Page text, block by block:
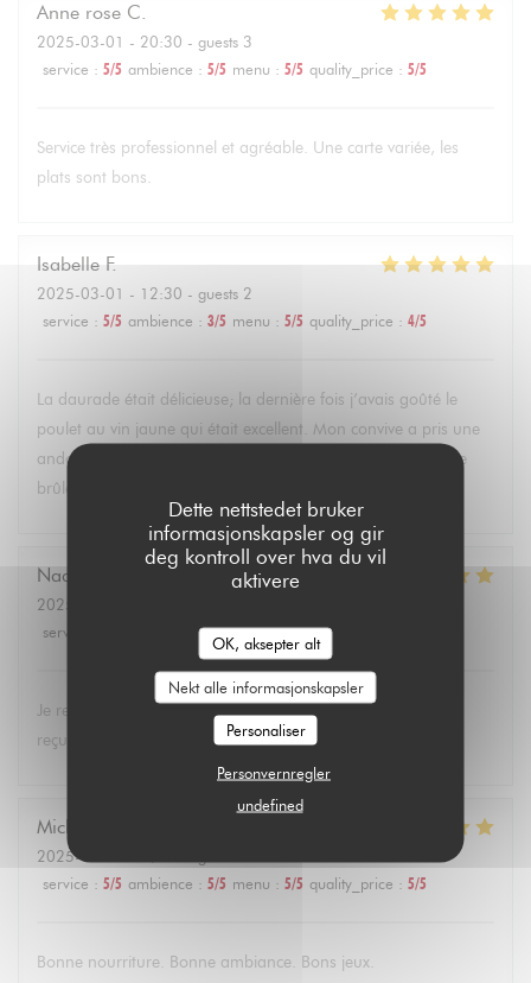
Dette nettstedet bruker
informasjonskapsler og gir
deg kontroll over hva du vil
aktivere
OK, aksepter alt
Nekt alle informasjonskapsler
Personaliser
Personvernregler
undefined
Anne rose C
2025-03-01 - 20:30 - guests 3
service : 5/5 ambience : 5/5 menu : 5/5 quality_price : 5/5
Service très professionnel et agréable. Une carte variée, les
plats sont bons.
Isabelle F
2025-03-01 - 12:30 - guests 2
service : 5/5 ambience : 3/5 menu : 5/5 quality_price : 4/5
La daurade était délicieuse; la dernière fois j’avais goûté le
poulet au vin jaune qui était excellent. Mon convive a pris une
andouillette très appréciée . Les desserts délicieux : la crème
brûlée et la pana cotta !particulierement … Bravo !
Nadine
2025-02-28
service
: 5/5 menu: 5/5 quality_price
Je recommande le restaurant "Aux dès calés", toujours bien
reçus et c'est bon !!!!!!
Michaël
2025-02-24
service : 5/5 ambience : 5/5 menu : 5/5 quality_price : 5/5
Bonne nourriture. Bonne ambiance. Bons jeux.